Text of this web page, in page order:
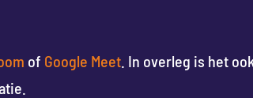
of Google Meet . In overleg is het